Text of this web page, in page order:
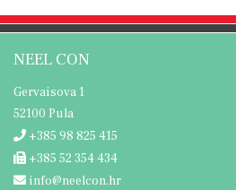
NEEL CON
Gervaisova 1
52100 Pula
+385 98 825 415
+385 52 354 434
info@neelcon.hr